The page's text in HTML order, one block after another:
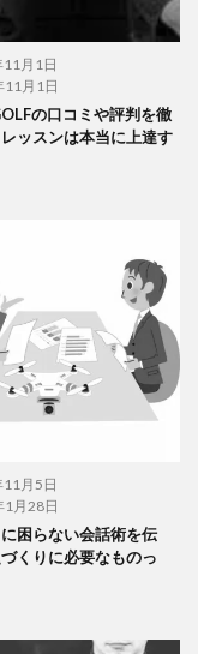
月1日
月1日
の口コミや評判を徹
ッスンは本当に上達す
月5日
1月28日
困らない会話術を伝
くりに必要なものっ